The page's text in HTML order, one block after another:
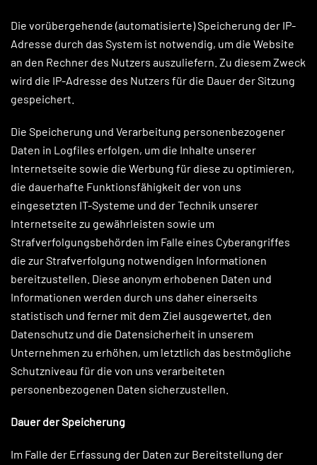
Die vorübergehende (automatisierte) Speicherung der IP-
Adresse durch das System ist notwendig, um die Website
an den Rechner des Nutzers auszuliefern. Zu diesem Zweck
wird die IP-Adresse des Nutzers für die Dauer der Sitzung
gespeichert.
Die Speicherung und Verarbeitung personenbezogener
Daten in Logfiles erfolgen, um die Inhalte unserer
Internetseite sowie die Werbung für diese zu optimieren,
die dauerhafte Funktionsfähigkeit der von uns
eingesetzten IT-Systeme und der Technik unserer
Internetseite zu gewährleisten sowie um
Strafverfolgungsbehörden im Falle eines Cyberangriffes
die zur Strafverfolgung notwendigen Informationen
bereitzustellen. Diese anonym erhobenen Daten und
Informationen werden durch uns daher einerseits
statistisch und ferner mit dem Ziel ausgewertet, den
Datenschutz und die Datensicherheit in unserem
Unternehmen zu erhöhen, um letztlich das bestmögliche
Schutzniveau für die von uns verarbeiteten
personenbezogenen Daten sicherzustellen.
Dauer der Speicherung
Im Falle der Erfassung der Daten zur Bereitstellung der